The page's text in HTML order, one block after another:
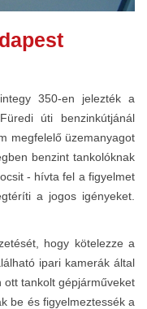
350-en jelezték a
úti benzinkútjánál
megfelelő üzemanyagot
benzint tankolóknak
- hívta fel a figyelmet
a jogos igényeket.
hogy kötelezze a
ipari kamerák által
tankolt gépjárműveket
be és figyelmeztessék a